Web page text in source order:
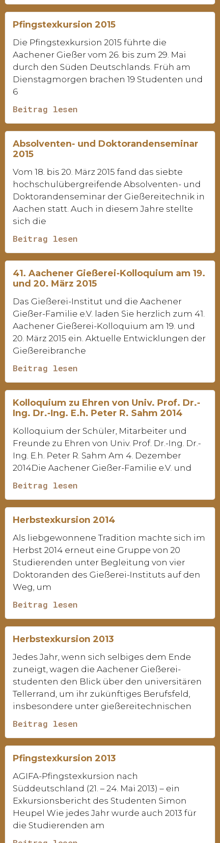
Pfingstexkursion 2015
Die Pfingstexkursion 2015 führte die
Aachener Gießer vom 26. bis zum 29. Mai
durch den Süden Deutschlands. Früh am
Dienstagmorgen brachen 19 Studenten und
6
Beitrag lesen
Absolventen- und Doktorandenseminar
2015
Vom 18. bis 20. März 2015 fand das siebte
hochschulübergreifende Absolventen- und
Doktorandenseminar der Gießereitechnik in
Aachen statt. Auch in diesem Jahre stellte
sich die
Beitrag lesen
41. Aachener Gießerei-Kolloquium am 19.
und 20. März 2015
Das Gießerei-Institut und die Aachener
Gießer-Familie e.V. laden Sie herzlich zum 41.
Aachener Gießerei-Kolloquium am 19. und
20. März 2015 ein. Aktuelle Entwicklungen der
Gießereibranche
Beitrag lesen
Kolloquium zu Ehren von Univ. Prof. Dr.-
Ing. Dr.-Ing. E.h. Peter R. Sahm 2014
Kolloquium der Schüler, Mitarbeiter und
Freunde zu Ehren von Univ. Prof. Dr.-Ing. Dr.-
Ing. E.h. Peter R. Sahm Am 4. Dezember
2014Die Aachener Gießer-Familie e.V. und
Beitrag lesen
Herbstexkursion 2014
Als liebgewonnene Tradition machte sich im
Herbst 2014 erneut eine Gruppe von 20
Studierenden unter Begleitung von vier
Doktoranden des Gießerei-Instituts auf den
Weg, um
Beitrag lesen
Herbstexkursion 2013
Jedes Jahr, wenn sich selbiges dem Ende
zuneigt, wagen die Aachener Gießerei-
studenten den Blick über den universitären
Tellerrand, um ihr zukünftiges Berufsfeld,
insbesondere unter gießereitechnischen
Beitrag lesen
Pfingstexkursion 2013
AGIFA-Pfingstexkursion nach
Süddeutschland (21. – 24. Mai 2013) – ein
Exkursionsbericht des Studenten Simon
Heupel Wie jedes Jahr wurde auch 2013 für
die Studierenden am